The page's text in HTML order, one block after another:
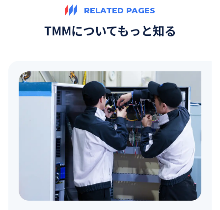
RELATED PAGES
TMMについてもっと知る